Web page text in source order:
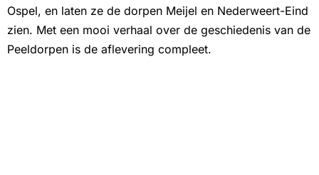
Ospel, en laten ze de dorpen Meijel en Nederweert-Eind
zien. Met een mooi verhaal over de geschiedenis van de
Peeldorpen is de aflevering compleet.